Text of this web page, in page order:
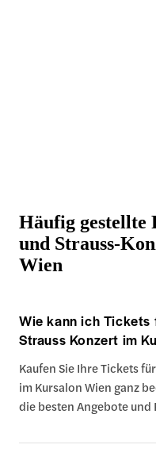
Häufig gestellte
und Strauss-
Wien
Wie kann ich
Strauss Konzert im
Kaufen Sie Ihre Tickets
im Kursalon Wien ganz
die besten Angebote und